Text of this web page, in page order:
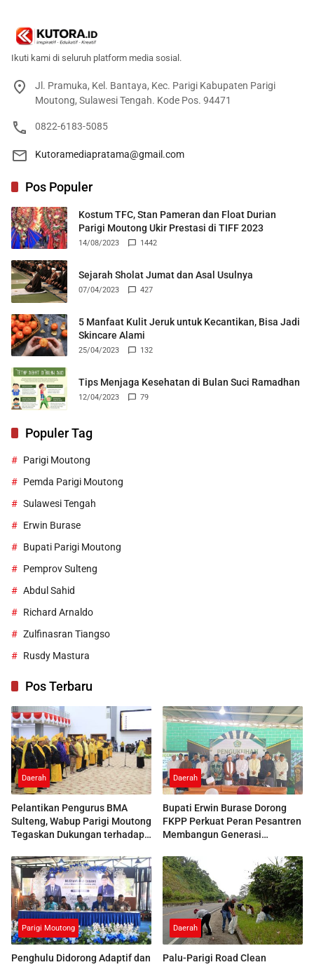
Ikuti kami di seluruh platform media sosial.
Jl. Pramuka, Kel. Bantaya, Kec. Parigi Kabupaten Parigi
Moutong, Sulawesi Tengah. Kode Pos. 94471
0822-6183-5085
Kutoramediapratama@gmail.com
Pos Populer
Kostum TFC, Stan Pameran dan Float Durian
Parigi Moutong Ukir Prestasi di TIFF 2023
14/08/2023 1442
Sejarah Sholat Jumat dan Asal Usulnya
07/04/2023 427
5 Manfaat Kulit Jeruk untuk Kecantikan, Bisa Jadi
Skincare Alami
25/04/2023 132
Tips Menjaga Kesehatan di Bulan Suci Ramadhan
12/04/2023 79
Populer Tag
Parigi Moutong
Pemda Parigi Moutong
Sulawesi Tengah
Erwin Burase
Bupati Parigi Moutong
Pemprov Sulteng
Abdul Sahid
Richard Arnaldo
Zulfinasran Tiangso
Rusdy Mastura
Pos Terbaru
Daerah
Pelantikan Pengurus BMA
Sulteng, Wabup Parigi Moutong
Tegaskan Dukungan terhadap
Daerah
Bupati Erwin Burase Dorong
FKPP Perkuat Peran Pesantren
Membangun Generasi
Parigi Moutong
Penghulu Didorong Adaptif dan
Daerah
Palu-Parigi Road Clean